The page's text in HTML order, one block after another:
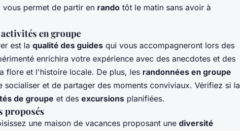
permet de partir en rando tôt le matin sans avoir à
en groupe
est la qualité des guides qui vous accompagneront lors des
enrichira votre expérience avec des anecdotes et des
flore et l'histoire locale. De plus, les randonnées en groupe
socialiser et de partager des moments conviviaux. Vérifiez si la
de groupe et des excursions planifiées.
proposés
une maison de vacances proposant une diversité